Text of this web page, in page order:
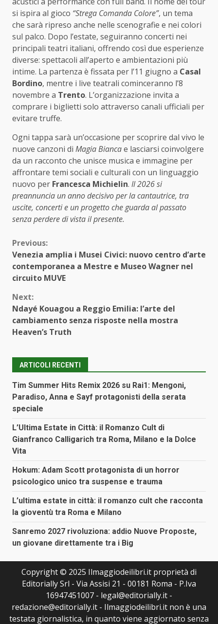
si ispira al gioco “Strega Comanda Colore”, un tema
che sarà ripreso anche nelle scenografie e nei colori
sul palco. Dopo l’estate, seguiranno concerti nei
principali teatri italiani, offrendo così due esperienze
diverse: spettacoli all’aperto e ambientazioni più
intime. La partenza è fissata per l’11 giugno a Casal
Bordino, mentre i live teatrali cominceranno l’8
novembre a Trento. L’organizzazione invita a
comprare i biglietti solo attraverso canali ufficiali per
evitare truffe.
Ogni tappa sarà un’occasione per scoprire dal vivo le
nuove canzoni di Magia Biancae lasciarsi coinvolgere
da un racconto che unisce musica e immagine per
affrontare temi sociali e culturali con un linguaggio
nuovo per Francesca Michielin. Il 2026 si
preannuncia un anno decisivo per la cantautrice, tra
uscite, concerti e un progetto che guarda al passato
senza perdere di vista il presente.
Continue
Reading
Previous:
Venezia amplia i Musei Civici: nuovo centro d’arte
contemporanea a Mestre e Museo Wagner nel
circuito MUVE
Next:
Ndayé Kouagou a Reggio Emilia: l’arte del
cambiamento senza risposte nella mostra
Heaven’s Truth
ARTICOLI RECENTI
Tim Summer Hits Remix 2026 su Rai1: Mengoni,
Paradiso, Anna e Sayf protagonisti della serata
speciale
L’Ultima Estate in Città: il Romanzo Cult di
Gianfranco Calligarich tra Roma, Milano e la Dolce
Vita
Hokum: Adam Scott protagonista di un horror
psicologico unico tra suspense e trauma
L’ultima estate in città: il romanzo cult che racconta
la gioventù tra Roma e Milano
Sanremo 2027 rivoluziona: addio Nuove Proposte,
un giovane direttamente tra i Big
Copyright © 2025 Ilmaggiodeilibri.it proprietà di
Editorially Srl - Via Assisi 21 - 00181 Roma - P.Iva
16947451007 - legal@editorially.it -
redazione@editorially.it - Ilmaggiodeilibri.it non è una
testata giornalistica, in quanto viene aggiornato senza